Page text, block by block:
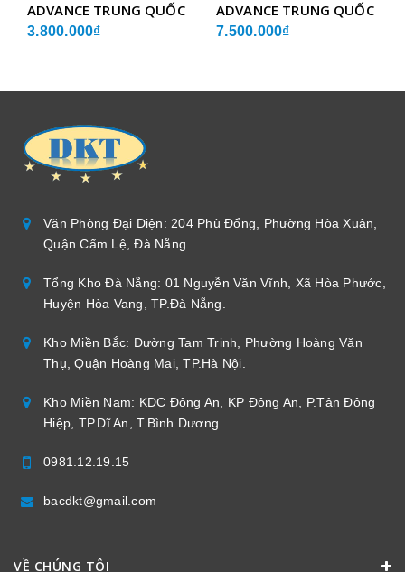
ADVANCE TRUNG QUỐC
3.800.000₫
ADVANCE TRUNG QUỐC
7.500.000₫
Văn Phòng Đại Diện: 204 Phù Đổng, Phường Hòa Xuân,
Quận Cẩm Lệ, Đà Nẵng.
Tổng Kho Đà Nẵng: 01 Nguyễn Văn Vĩnh, Xã Hòa Phước,
Huyện Hòa Vang, TP.Đà Nẵng.
Kho Miền Bắc: Đường Tam Trinh, Phường Hoàng Văn
Thụ, Quận Hoàng Mai, TP.Hà Nội.
Kho Miền Nam: KDC Đông An, KP Đông An, P.Tân Đông
Hiệp, TP.Dĩ An, T.Bình Dương.
0981.12.19.15
bacdkt@gmail.com
VỀ CHÚNG TÔI